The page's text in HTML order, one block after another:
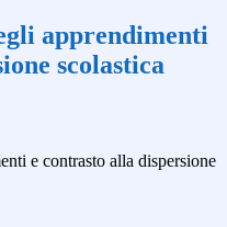
apprendimenti
scolastica
e contrasto alla dispersione